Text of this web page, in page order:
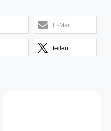
E-Mail
teilen